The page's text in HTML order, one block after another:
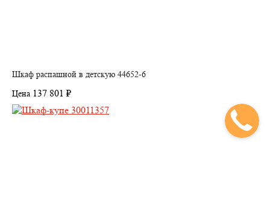
Шкаф распашной в детскую 44652-6
Цена 137 801 ₽